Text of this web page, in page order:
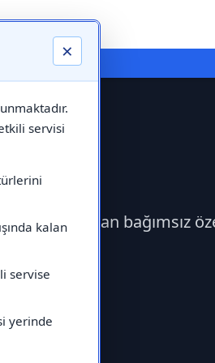
×
servisi
kalan
servise
yerinde
Hizmeti
bağımsız